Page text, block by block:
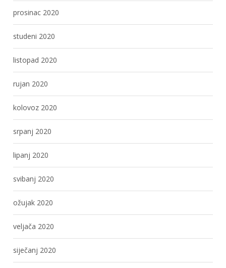
prosinac 2020
studeni 2020
listopad 2020
rujan 2020
kolovoz 2020
srpanj 2020
lipanj 2020
svibanj 2020
ožujak 2020
veljača 2020
siječanj 2020